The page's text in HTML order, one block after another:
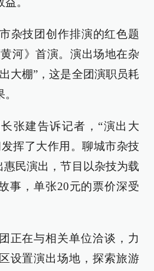
杂技团创作排演的红色题
河》首演。演出场地在杂
大棚”，这是全团演职员耗
张建告诉记者，“演出大
挥了大作用。聊城市杂技
惠民演出，节目以杂技为载
事，单张20元的票价深受
正在与相关单位洽谈，力
设置演出场地，探索旅游